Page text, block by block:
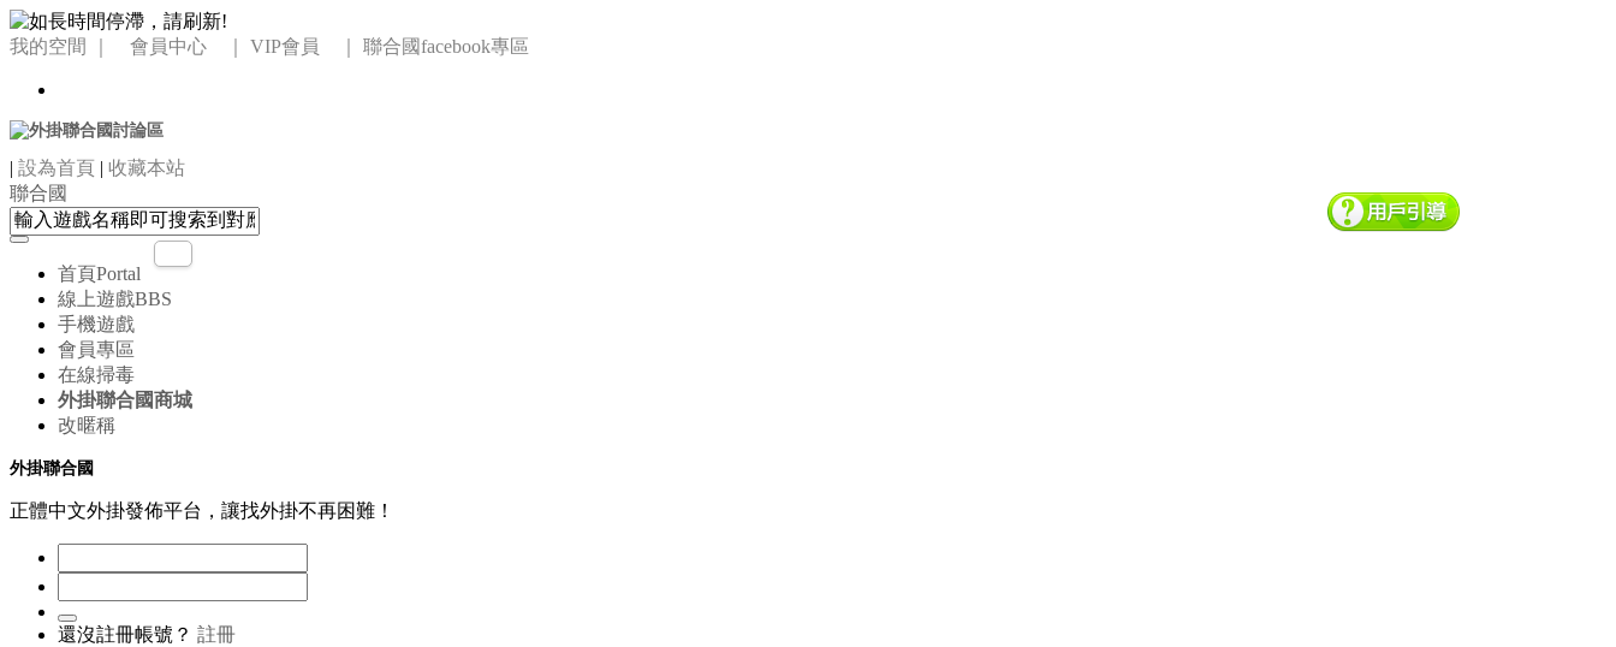
我的空間 ｜ 會員中心 ｜ VIP會員 ｜ 聯合國facebook專區
| 設為首頁 | 收藏本站
聯合國
首頁Portal
線上遊戲BBS
手機遊戲
會員專區
在線掃毒
外掛聯合國商城
改暱稱
外掛聯合國
正體中文外掛發佈平台，讓找外掛不再困難！
還沒註冊帳號？ 註冊